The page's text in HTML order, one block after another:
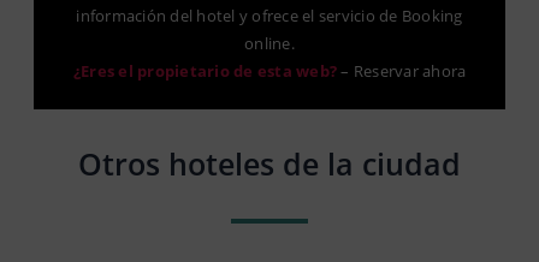
información del hotel y ofrece el servicio de Booking
online.
¿Eres el propietario de esta web?– Reservar ahora
Otros hoteles de la ciudad